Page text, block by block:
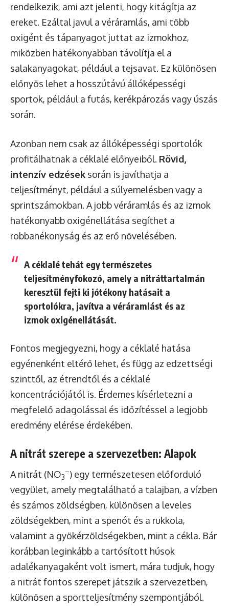
rendelkezik, ami azt jelenti, hogy kitágítja az
ereket. Ezáltal javul a véráramlás, ami több
oxigént és tápanyagot juttat az izmokhoz,
miközben hatékonyabban távolítja el a
salakanyagokat, például a tejsavat. Ez különösen
előnyös lehet a hosszútávú állóképességi
sportok, például a futás, kerékpározás vagy úszás
során.
Azonban nem csak az állóképességi sportolók
profitálhatnak a céklalé előnyeiből. Rövid,
intenzív edzések során is javíthatja a
teljesítményt, például a súlyemelésben vagy a
sprintszámokban. A jobb véráramlás és az izmok
hatékonyabb oxigénellátása segíthet a
robbanékonyság és az erő növelésében.
A céklalé tehát egytermészetes
teljesítményfokozó, amely a nitráttartalmán
keresztül fejti ki jótékony hatásait a
sportolókra, javítva a véráramlást és az
izmok oxigénellátását.
Fontos megjegyezni, hogy a céklalé hatása
egyénenként eltérő lehet, és függ az edzettségi
szinttől, az étrendtől és a céklalé
koncentrációjától is. Érdemes kísérletezni a
megfelelő adagolással és időzítéssel a legjobb
eredmény elérése érdekében.
A nitrát szerepe a szervezetben: Alapok
A nitrát (NO3
–) egy természetesen előforduló
vegyület, amely megtalálható a talajban, a vízben
és számos zöldségben, különösen a leveles
zöldségekben, mint a spenót és a rukkola,
valamint a gyökérzöldségekben, mint a cékla. Bár
korábban leginkább a tartósított húsok
adalékanyagaként volt ismert, mára tudjuk, hogy
a nitrát fontos szerepet játszik a szervezetben,
különösen a sportteljesítmény szempontjából.